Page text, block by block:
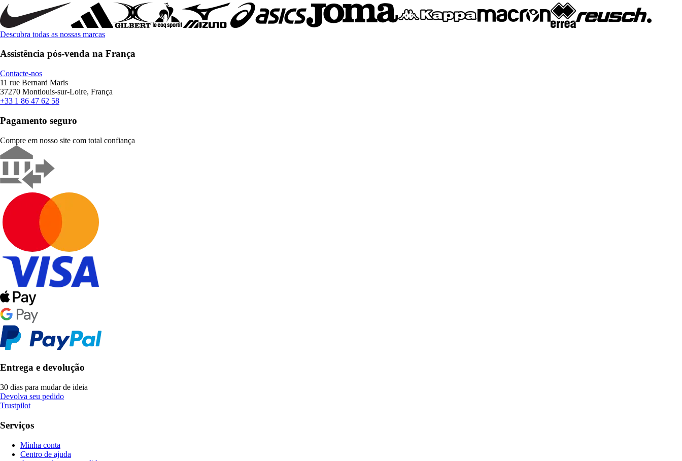
Descubra todas as nossas marcas
Assistência pós-venda na França
Contacte-nos
11 rue Bernard Maris
37270 Montlouis-sur-Loire, França
+33 1 86 47 62 58
Pagamento seguro
Compre em nosso site com total confiança
Entrega e devolução
30 dias para mudar de ideia
Devolva seu pedido
Trustpilot
Serviços
Minha conta
Centro de ajuda